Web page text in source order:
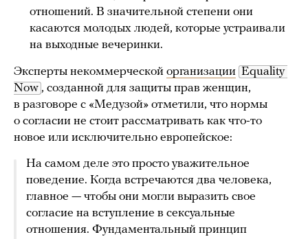
отношений. В значительной степени они
касаются молодых людей, которые устраивали
на выходные вечеринки.
Эксперты некоммерческой организации Equality
Now , созданной для защиты прав женщин,
в разговоре с «Медузой» отметили, что нормы
о согласии не стоит рассматривать как что-то
новое или исключительно европейское:
На самом деле это просто уважительное
поведение. Когда встречаются два человека,
главное — чтобы они могли выразить свое
согласие на вступление в сексуальные
отношения. Фундаментальный принцип